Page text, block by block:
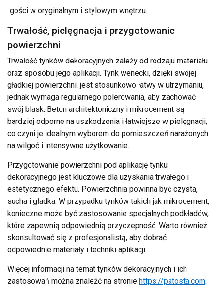
gości w oryginalnym i stylowym wnętrzu.
Trwałość, pielęgnacja i przygotowanie
powierzchni
Trwałość tynków dekoracyjnych zależy od rodzaju materiału
oraz sposobu jego aplikacji. Tynk wenecki, dzięki swojej
gładkiej powierzchni, jest stosunkowo łatwy w utrzymaniu,
jednak wymaga regularnego polerowania, aby zachować
swój blask. Beton architektoniczny i mikrocement są
bardziej odporne na uszkodzenia i łatwiejsze w pielęgnacji,
co czyni je idealnym wyborem do pomieszczeń narażonych
na wilgoć i intensywne użytkowanie.
Przygotowanie powierzchni pod aplikację tynku
dekoracyjnego jest kluczowe dla uzyskania trwałego i
estetycznego efektu. Powierzchnia powinna być czysta,
sucha i gładka. W przypadku tynków takich jak mikrocement,
konieczne może być zastosowanie specjalnych podkładów,
które zapewnią odpowiednią przyczepność. Warto również
skonsultować się z profesjonalistą, aby dobrać
odpowiednie materiały i techniki aplikacji.
Więcej informacji na temat tynków dekoracyjnych i ich
zastosowań można znaleźć na stronie https://patosta.com.